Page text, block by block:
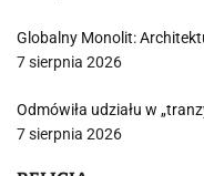
Globalny Monolit:
7 sierpnia 2026
Odmówiła udziału w
7 sierpnia 2026